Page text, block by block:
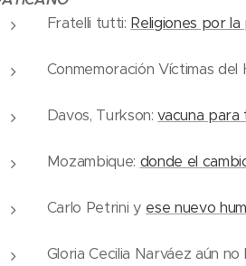
Fratelli tutti: Religiones por
Conmemoración Víctimas del
Davos, Turkson:vacuna
Mozambique: donde el
Carlo Petrini y ese nuevo
Gloria Cecilia Narváez aún no